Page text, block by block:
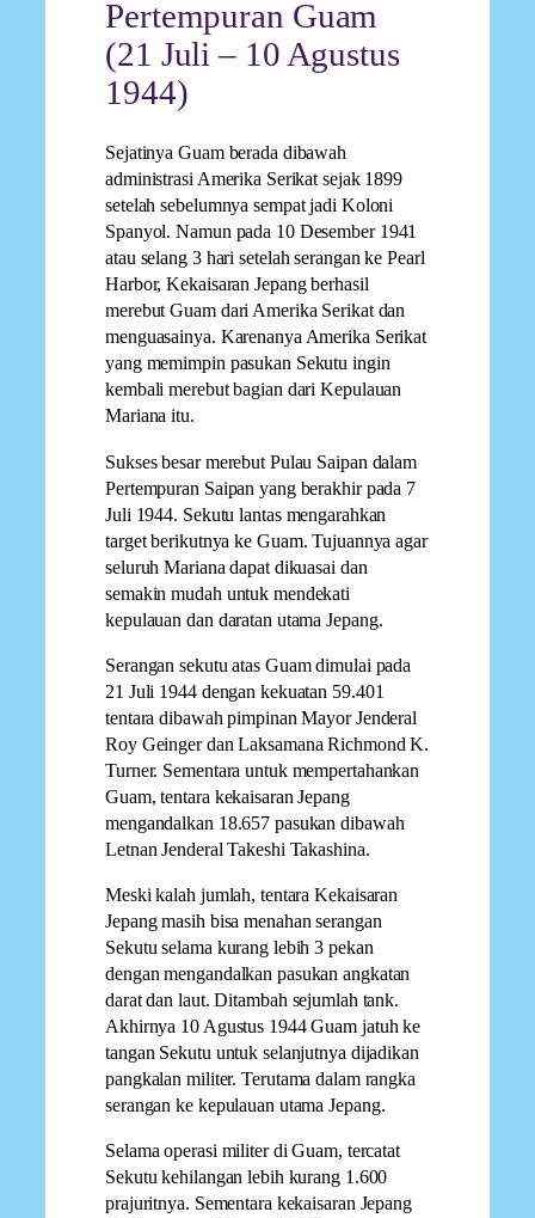
Pertempuran Guam
(21 Juli – 10 Agustus
1944)
Sejatinya Guam berada dibawah
administrasi Amerika Serikat sejak 1899
setelah sebelumnya sempat jadi Koloni
Spanyol. Namun pada 10 Desember 1941
atau selang 3 hari setelah serangan ke Pearl
Harbor, Kekaisaran Jepang berhasil
merebut Guam dari Amerika Serikat dan
menguasainya. Karenanya Amerika Serikat
yang memimpin pasukan Sekutu ingin
kembali merebut bagian dari Kepulauan
Mariana itu.
Sukses besar merebut Pulau Saipan dalam
Pertempuran Saipan yang berakhir pada 7
Juli 1944. Sekutu lantas mengarahkan
target berikutnya ke Guam. Tujuannya agar
seluruh Mariana dapat dikuasai dan
semakin mudah untuk mendekati
kepulauan dan daratan utama Jepang.
Serangan sekutu atas Guam dimulai pada
21 Juli 1944 dengan kekuatan 59.401
tentara dibawah pimpinan Mayor Jenderal
Roy Geinger dan Laksamana Richmond K.
Turner. Sementara untuk mempertahankan
Guam, tentara kekaisaran Jepang
mengandalkan 18.657 pasukan dibawah
Letnan Jenderal Takeshi Takashina.
Meski kalah jumlah, tentara Kekaisaran
Jepang masih bisa menahan serangan
Sekutu selama kurang lebih 3 pekan
dengan mengandalkan pasukan angkatan
darat dan laut. Ditambah sejumlah tank.
Akhirnya 10 Agustus 1944 Guam jatuh ke
tangan Sekutu untuk selanjutnya dijadikan
pangkalan militer. Terutama dalam rangka
serangan ke kepulauan utama Jepang.
Selama operasi militer di Guam, tercatat
Sekutu kehilangan lebih kurang 1.600
prajuritnya. Sementara kekaisaran Jepang